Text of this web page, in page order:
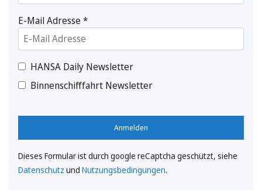
E-Mail Adresse*
HANSA Daily Newsletter
Binnenschifffahrt Newsletter
Anmelden
Dieses Formular ist durch google reCaptcha geschützt, siehe
Datenschutz und Nutzungsbedingungen.